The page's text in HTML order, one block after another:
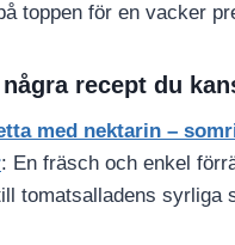
toppen för en vacker
några recept du
med nektarin –
: En fräsch och enkel
tomatsalladens syrliga